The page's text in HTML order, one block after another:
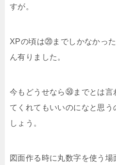
すが。
XPの頃は⑳までしかなかっ
ん有りました。
今もどうせなら㊿までとは言
てくれてもいいのになと思
しょう。
図面作る時に丸数字を使う